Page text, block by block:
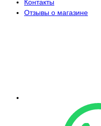
Контакты
Отзывы о магазине